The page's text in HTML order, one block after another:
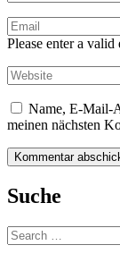
Please enter a valid
Name, E-Mail-
meinen nächsten
Suche
Search
for: